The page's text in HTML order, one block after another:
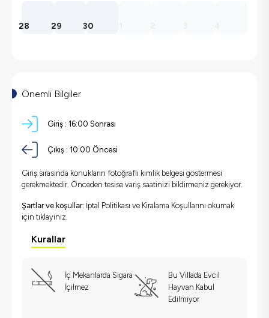
28 29 30
Önemli Bilgiler
Giriş : 16:00 Sonrası
Çıkış : 10:00 Öncesi
Giriş sırasında konukların fotoğraflı kimlik belgesi göstermesi
gerekmektedir. Önceden tesise varış saatinizi bildirmeniz gerekiyor.
Şartlar ve koşullar: İptal Politikası ve Kiralama Koşullarını okumak
için tıklayınız.
Kurallar
İç Mekanlarda Sigara
İçilmez
Bu Villada Evcil
Hayvan Kabul
Edilmiyor